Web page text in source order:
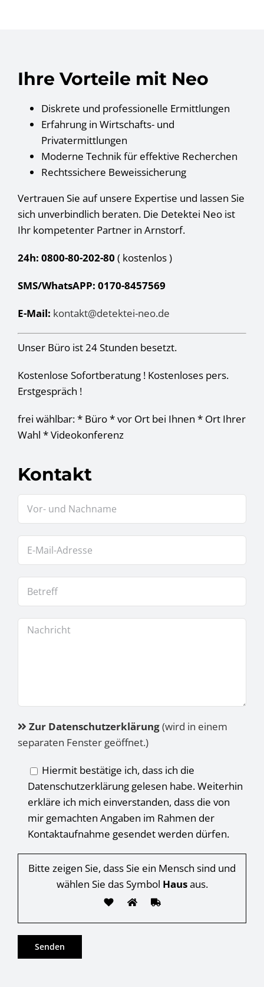
Ihre Vorteile mit Neo
Diskrete und professionelle Ermittlungen
Erfahrung in Wirtschafts- und
Privatermittlungen
Moderne Technik für effektive Recherchen
Rechtssichere Beweissicherung
Vertrauen Sie auf unsere Expertise und lassen Sie
sich unverbindlich beraten. Die Detektei Neo ist
Ihr kompetenter Partner in Arnstorf.
24h: 0800-80-202-80 ( kostenlos)
SMS/WhatsAPP: 0170-8457569
E-Mail: kontakt@detektei-neo.de
Unser Büro ist 24 Stunden besetzt.
Kostenlose Sofortberatung ! Kostenloses pers.
Erstgespräch !
frei wählbar: * Büro * vor Ort bei Ihnen * Ort Ihrer
Wahl * Videokonferenz
Kontakt
Zur Datenschutzerklärung(wird in einem
separaten Fenster geöffnet.)
Hiermit bestätige ich, dass ich die
Datenschutzerklärung gelesen habe. Weiterhin
erkläre ich mich einverstanden, dass die von
mir gemachten Angaben im Rahmen der
Kontaktaufnahme gesendet werden dürfen.
Bitte zeigen Sie, dass Sie ein Mensch sind und
wählen Sie das Symbol Hausaus.